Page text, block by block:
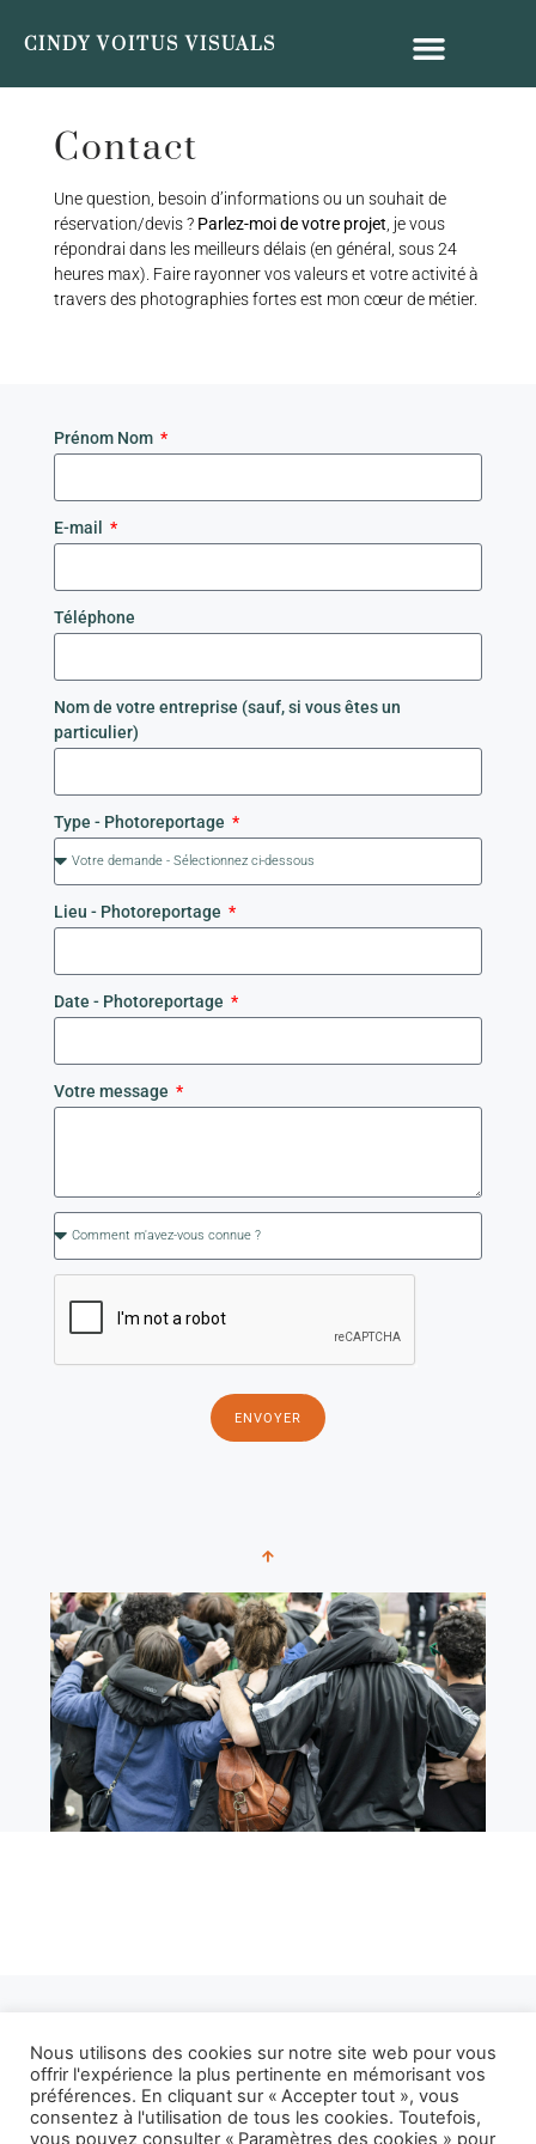
CINDY VOITUS VISUALS
Contact
Une question, besoin d’informations ou un souhait de
réservation/devis ? Parlez-moi de votre projet, je vous
répondrai dans les meilleurs délais (en général, sous 24
heures max). Faire rayonner vos valeurs et votre activité à
travers des photographies fortes est mon cœur de métier.
Prénom Nom
E-mail
Téléphone
Nom de votre entreprise (sauf, si vous êtes un
particulier)
Type - Photoreportage
Lieu - Photoreportage
Date - Photoreportage
Votre message
ENVOYER
Conditions Générales de VentesFAQ Contact
© 2025 Cindy Voitus EI - Tous droits réservés
Nous utilisons des cookies sur notre site web pour vous
offrir l'expérience la plus pertinente en mémorisant vos
préférences. En cliquant sur « Accepter tout », vous
consentez à l'utilisation de tous les cookies. Toutefois,
vous pouvez consulter « Paramètres des cookies » pour